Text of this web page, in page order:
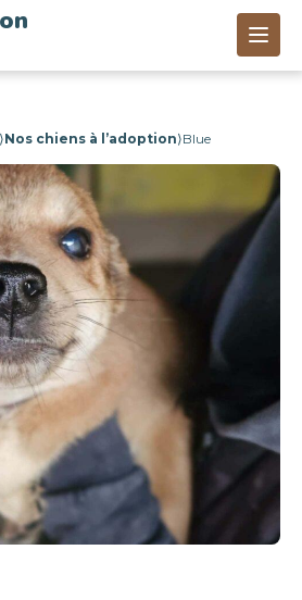
⟩Nos chiens à l’adoption⟩Blue